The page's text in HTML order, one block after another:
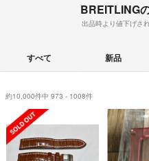
BREITLING
出品時より値下げさ
すべて 新品
約10,000件中 973 - 1008件